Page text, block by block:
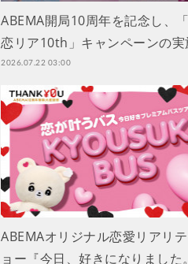
ABEMA開局10周年を記念し、
恋リア10th」キャンペーンの
2026.07.22 03:00
ABEMAオリジナル恋愛リアリ
ョー『今日、好きになりまし